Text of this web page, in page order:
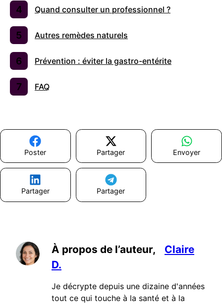
Quand consulter un professionnel ?
Autres remèdes naturels
Prévention : éviter la gastro-entérite
FAQ
Poster Partager Envoyer
Partager Partager
À propos de l’auteur,
Claire
D.
Je décrypte depuis une dizaine d'années
tout ce qui touche à la santé et à la